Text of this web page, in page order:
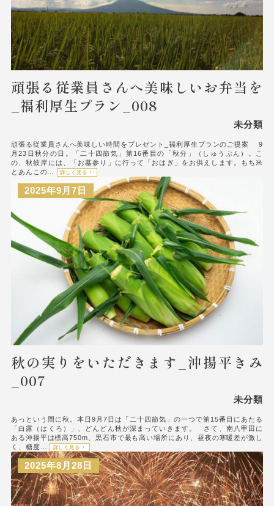
頑張る従業員さんへ美味しいお弁当を
_福利厚生プラン_008
未分類
頑張る従業員さんへ美味しい時間をプレゼント_福利厚生プランのご提案 9
月23日秋分の日。「二十四節気」第16番目の「秋分」（しゅうぶん）。こ
の、秋彼岸には、「お墓参り」に行って「おはぎ」をお供えします。もち米
とあんこの…
詳しく見る
2025年9月7日
秋の実りをいただきます_沖揚平きみ
_007
未分類
あっという間に秋。本日9月7日は「二十四節気」の一つで第15番目にあたる
「白露（はくろ）」、どんどん秋が深まっていきます。 さて、南八甲田に
ある沖揚平は標高750m、黒石市で最も高い場所にあり、昼夜の寒暖差が激し
く、糖度…
詳しく見る
2025年8月28日